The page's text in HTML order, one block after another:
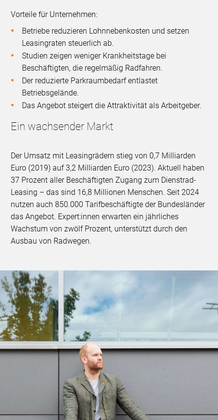
Vorteile für Unternehmen:
Betriebe reduzieren Lohnnebenkosten und setzen
Leasingraten steuerlich ab.
Studien zeigen weniger Krankheitstage bei
Beschäftigten, die regelmäßig Radfahren.
Der reduzierte Parkraumbedarf entlastet
Betriebsgelände.
Das Angebot steigert die Attraktivität als Arbeitgeber.
Ein wachsender Markt
Der Umsatz mit Leasingrädern stieg von 0,7 Milliarden
Euro (2019) auf 3,2 Milliarden Euro (2023). Aktuell haben
37 Prozent aller Beschäftigten Zugang zum Dienstrad-
Leasing – das sind 16,8 Millionen Menschen. Seit 2024
nutzen auch 850.000 Tarifbeschäftigte der Bundesländer
das Angebot. Expert:innen erwarten ein jährliches
Wachstum von zwölf Prozent, unterstützt durch den
Ausbau von Radwegen.